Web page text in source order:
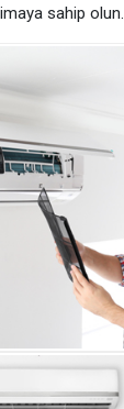
sahip olun.